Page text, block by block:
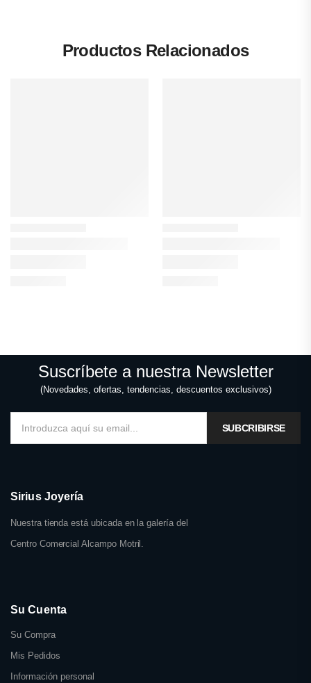
Productos Relacionados
Suscríbete a nuestra Newsletter
(Novedades, ofertas, tendencias, descuentos exclusivos)
SUBCRIBIRSE
Sirius Joyería
Nuestra tienda está ubicada en la galería del
Centro Comercial Alcampo Motril.
Su Cuenta
Su Compra
Mis Pedidos
Información personal